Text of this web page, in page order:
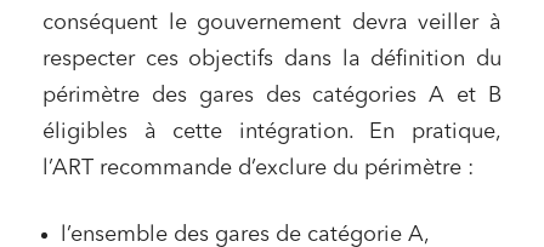
conséquent le gouvernement devra veiller à
respecter ces objectifs dans la définition du
périmètre des gares des catégories A et B
éligibles à cette intégration. En pratique,
l’ART recommande d’exclure du périmètre :
l’ensemble des gares de catégorie A,